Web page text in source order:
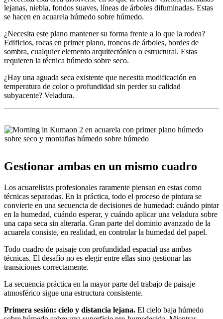
lejanas, niebla, fondos suaves, líneas de árboles difuminadas. Estas
se hacen en acuarela húmedo sobre húmedo.
¿Necesita este plano mantener su forma frente a lo que la rodea?
Edificios, rocas en primer plano, troncos de árboles, bordes de
sombra, cualquier elemento arquitectónico o estructural. Estas
requieren la técnica húmedo sobre seco.
¿Hay una aguada seca existente que necesita modificación en
temperatura de color o profundidad sin perder su calidad
subyacente? Veladura.
Gestionar ambas en un mismo cuadro
Los acuarelistas profesionales raramente piensan en estas como
técnicas separadas. En la práctica, todo el proceso de pintura se
convierte en una secuencia de decisiones de humedad: cuándo pintar
en la humedad, cuándo esperar, y cuándo aplicar una veladura sobre
una capa seca sin alterarla. Gran parte del dominio avanzado de la
acuarela consiste, en realidad, en controlar la humedad del papel.
Todo cuadro de paisaje con profundidad espacial usa ambas
técnicas. El desafío no es elegir entre ellas sino gestionar las
transiciones correctamente.
La secuencia práctica en la mayor parte del trabajo de paisaje
atmosférico sigue una estructura consistente.
Primera sesión: cielo y distancia lejana. El cielo baja húmedo